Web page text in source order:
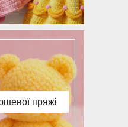
пряжі